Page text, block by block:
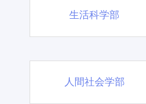
生活科学部
人間社会学部